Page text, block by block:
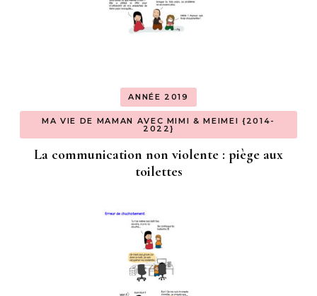
ANNÉE 2019
MA VIE DE MAMAN AVEC MIMI & MEIMEI {2014-
2022}
La communication non violente : piège aux
toilettes